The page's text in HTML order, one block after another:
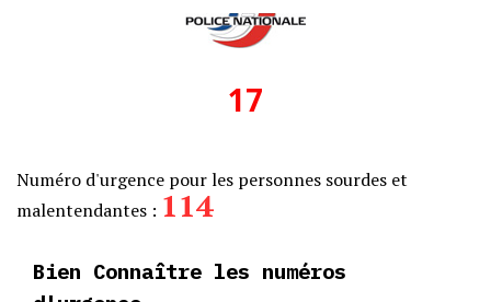
17
Numéro d'urgence pour les personnes sourdes et
malentendantes : 114
Bien Connaître les numéros